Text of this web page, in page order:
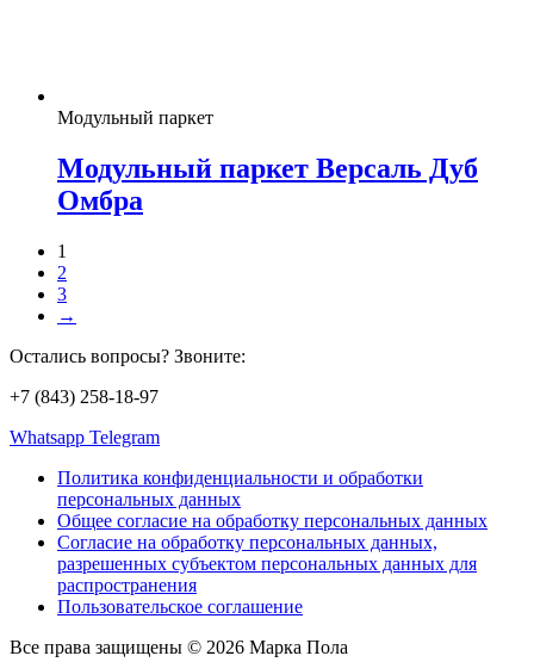
Модульный паркет
Модульный паркет Версаль Дуб
Омбра
1
2
3
→
Остались вопросы? Звоните:
+7 (843) 258-18-97
Whatsapp Telegram
Политика конфиденциальности и обработки
персональных данных
Общее согласие на обработку персональных данных
Согласие на обработку персональных данных,
разрешенных субъектом персональных данных для
распространения
Пользовательское соглашение
Все права защищены © 2026 Марка Пола